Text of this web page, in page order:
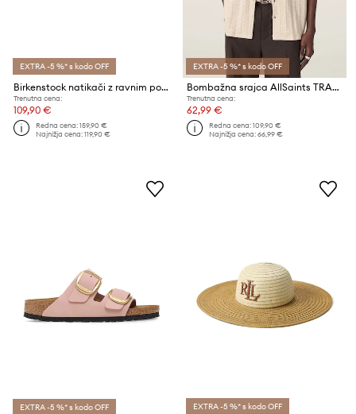
EXTRA -5 %* s kodo OFF
Birkenstock natikači z ravnim podplatom ženski usnjeni Arizona Big Buckle
Trenutna cena:
109,90 €
Redna cena:159,90 €
Najnižja cena:119,90 €
EXTRA -5 %* s kodo OFF
Bombažna srajca AllSaints TRACE
Trenutna cena:
62,99 €
Redna cena:109,90 €
Najnižja cena:66,99 €
EXTRA -5 %* s kodo OFF EXTRA -5 %* s kodo OFF